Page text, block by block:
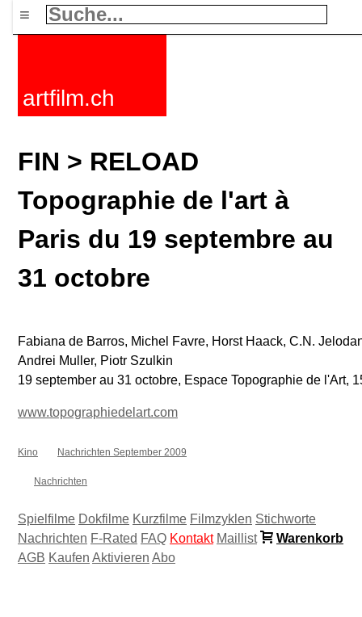
≡
artfilm.ch
FIN > RELOAD
Topographie de l'art à
Paris du 19 septembre au
31 octobre
Fabiana de Barros, Michel Favre, Horst Haack, C.N.
Andrei Muller, Piotr Szulkin
19 september au 31 octobre, Espace Topographie de l'Art,
www.topographiedelart.com
Kino Nachrichten September 2009
Nachrichten
Spielfilme Dokfilme Kurzfilme Filmzyklen Stichworte
Nachrichten F-Rated FAQ Kontakt Maillist
Warenkorb
AGB Kaufen Aktivieren Abo